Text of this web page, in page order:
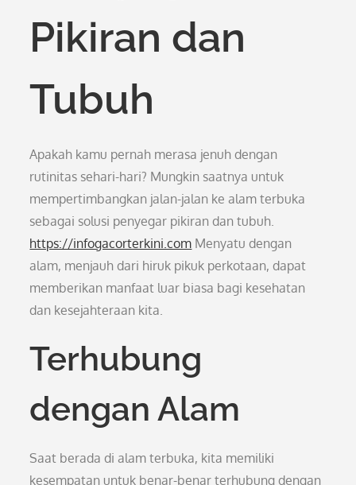
Pikiran dan
Tubuh
Apakah kamu pernah merasa jenuh dengan
rutinitas sehari-hari? Mungkin saatnya untuk
mempertimbangkan jalan-jalan ke alam terbuka
sebagai solusi penyegar pikiran dan tubuh.
https://infogacorterkini.com Menyatu dengan
alam, menjauh dari hiruk pikuk perkotaan, dapat
memberikan manfaat luar biasa bagi kesehatan
dan kesejahteraan kita.
Terhubung
dengan Alam
Saat berada di alam terbuka, kita memiliki
kesempatan untuk benar-benar terhubung dengan